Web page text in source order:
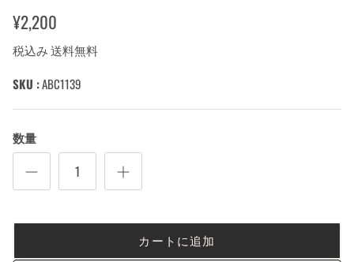
¥2,200
税込み 送料無料
SKU :ABC1139
数量
カートに追加